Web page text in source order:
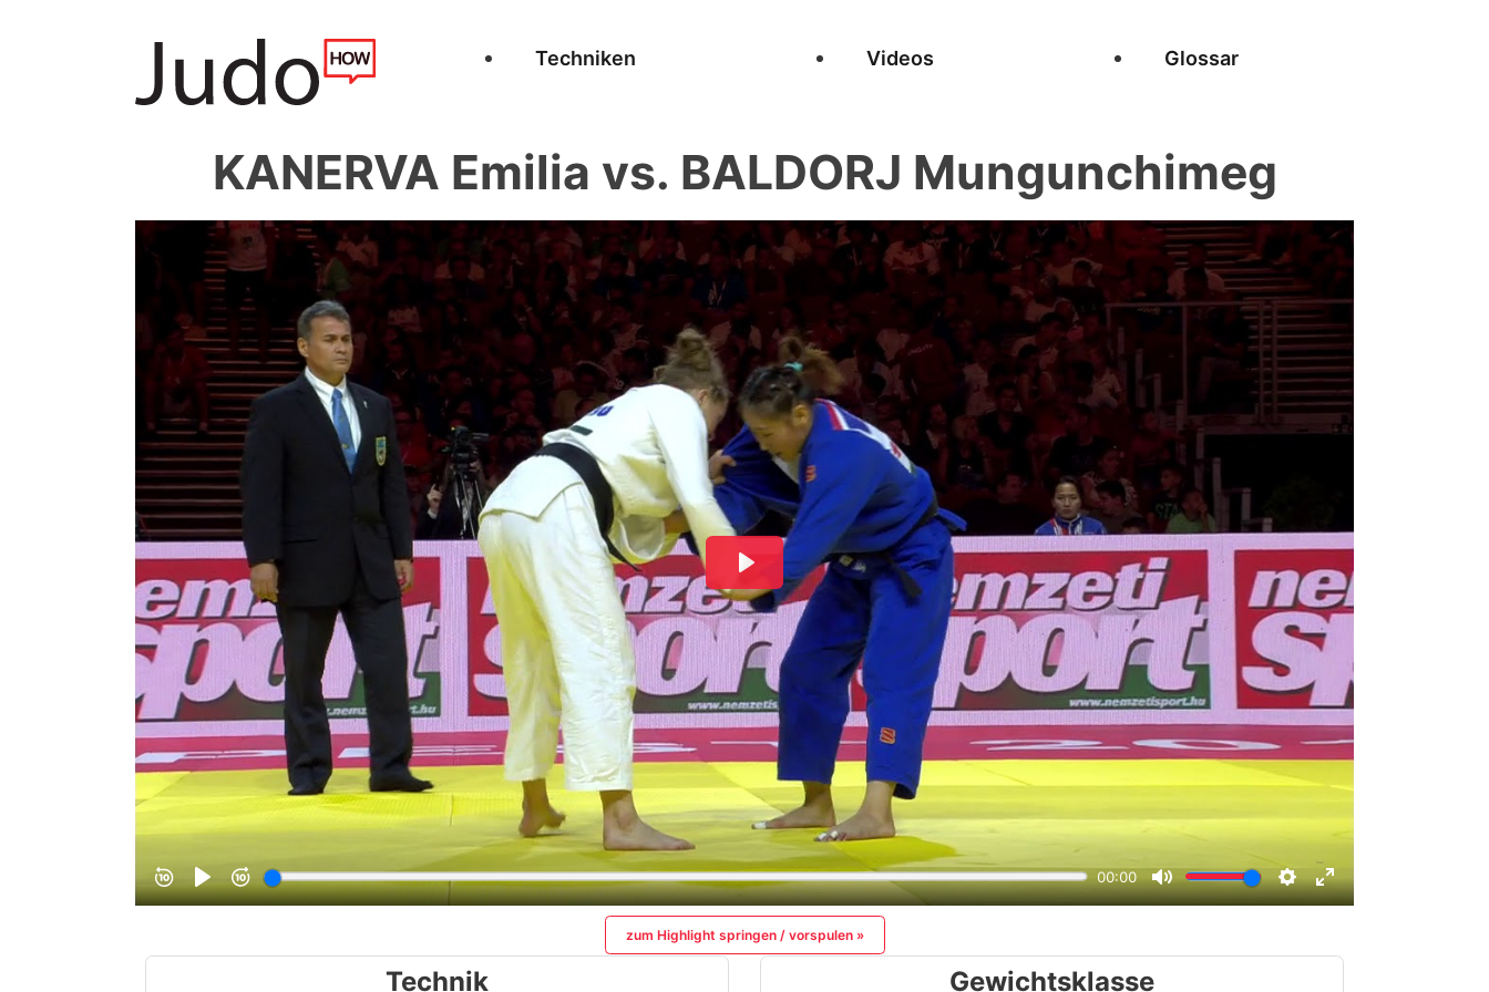
Techniken Videos Glossar
KANERVA Emilia vs. BALDORJ Mungunchimeg
zum Highlight springen / vorspulen »
Technik Gewichtsklasse